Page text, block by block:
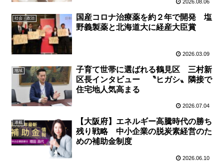
2026.08.06
社会・政治
国産コロナ治療薬を約２年で開発 塩
野義製薬と北海道大に経産大臣賞
2026.03.09
地域
子育て世帯に選ばれる鶴見区 三村新
区長インタビュー 〝ヒガシ〟隣接で
住宅地人気高まる
2026.07.04
連載
【大阪府】エネルギー高騰時代の勝ち
残り戦略 中小企業の脱炭素経営のた
めの補助金制度
2026.06.10